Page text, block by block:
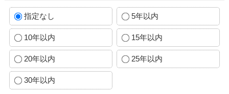
指定なし 5年以内
10年以内 15年以内
20年以内 25年以内
30年以内